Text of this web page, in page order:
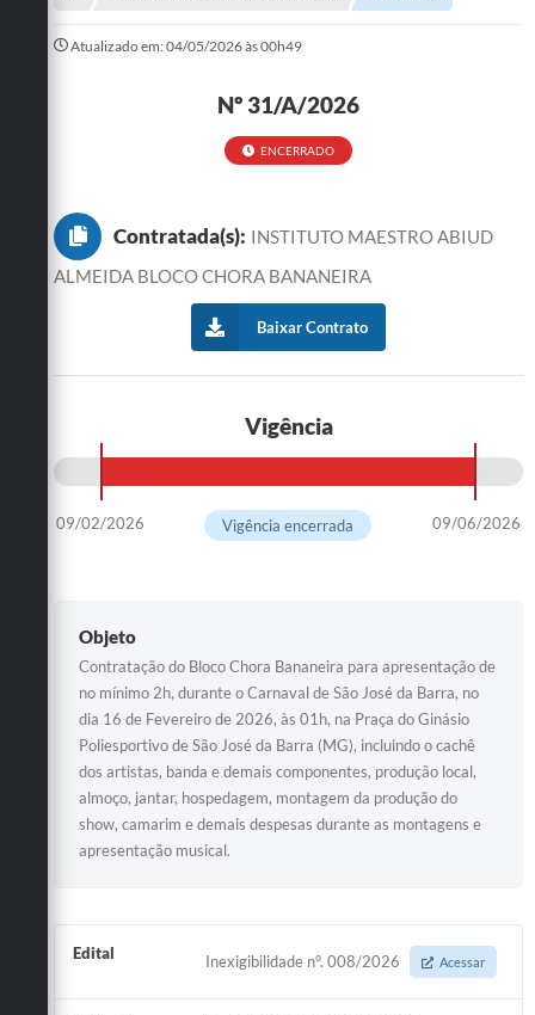
Atualizado em: 04/05/2026 às 00h49
Nº 31/A/2026
ENCERRADO
Contratada(s): INSTITUTO MAESTRO ABIUD
ALMEIDA BLOCO CHORA BANANEIRA
Baixar Contrato
Vigência
09/02/2026 09/06/2026
Vigência encerrada
Objeto
Contratação do Bloco Chora Bananeira para apresentação de
no mínimo 2h, durante o Carnaval de São José da Barra, no
dia 16 de Fevereiro de 2026, às 01h, na Praça do Ginásio
Poliesportivo de São José da Barra (MG), incluindo o cachê
dos artistas, banda e demais componentes, produção local,
almoço, jantar, hospedagem, montagem da produção do
show, camarim e demais despesas durante as montagens e
apresentação musical.
Edital Inexigibilidade n°. 008/2026 Acessar